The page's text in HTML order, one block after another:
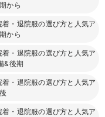
から
・退院服の選び方と人気ア
から
・退院服の選び方と人気ア
&後期
・退院服の選び方と人気ア
・退院服の選び方と人気ア